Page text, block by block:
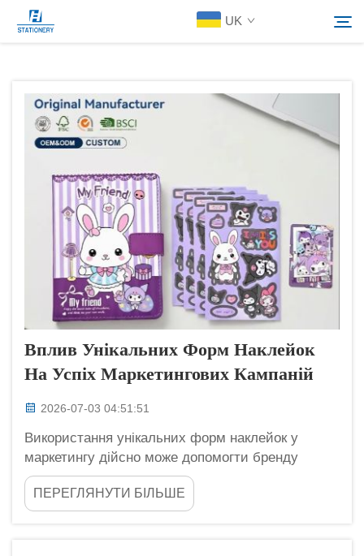
UK
Продукція
Про Нас
Індивідуальні Рішення
Ресурси
Зв’язатися з нами
Вплив Унікальних Форм Наклейок
На Успіх Маркетингових Кампаній
2026-07-03 04:51:51
Використання унікальних форм наклейок у
маркетингу дійсно може допомогти бренду
виділитися. Наклейки — це не просто веселі
декорації; вони є потужними інструментами, які
сприяють кращому запам’ятовуванню бренду.
ПЕРЕГЛЯНУТИ БІЛЬШЕ